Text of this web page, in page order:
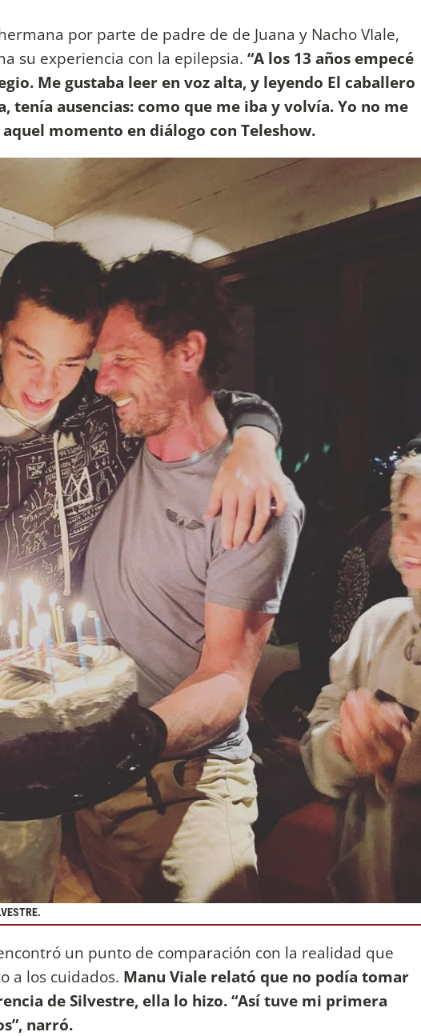
por parte de padre de de Juana y Nacho VIale,
su experiencia con la epilepsia. “A los 13 años empecé
Me gustaba leer en voz alta, y leyendo El caballero
tenía ausencias: como que me iba y volvía. Yo no me
momento en diálogo con Teleshow.
un punto de comparación con la realidad que
a los cuidados. Manu Viale relató que no podía tomar
de Silvestre, ella lo hizo. “Así tuve mi primera
narró.